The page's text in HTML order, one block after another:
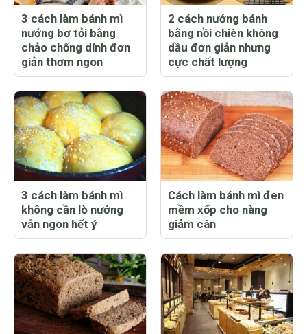
3 cách làm bánh mì
nướng bơ tỏi bằng
chảo chống dính đơn
giản thơm ngon
2 cách nướng bánh
bằng nồi chiên không
dầu đơn giản nhưng
cực chất lượng
3 cách làm bánh mì
không cần lò nướng
vẫn ngon hết ý
Cách làm bánh mì đen
mềm xốp cho nàng
giảm cân